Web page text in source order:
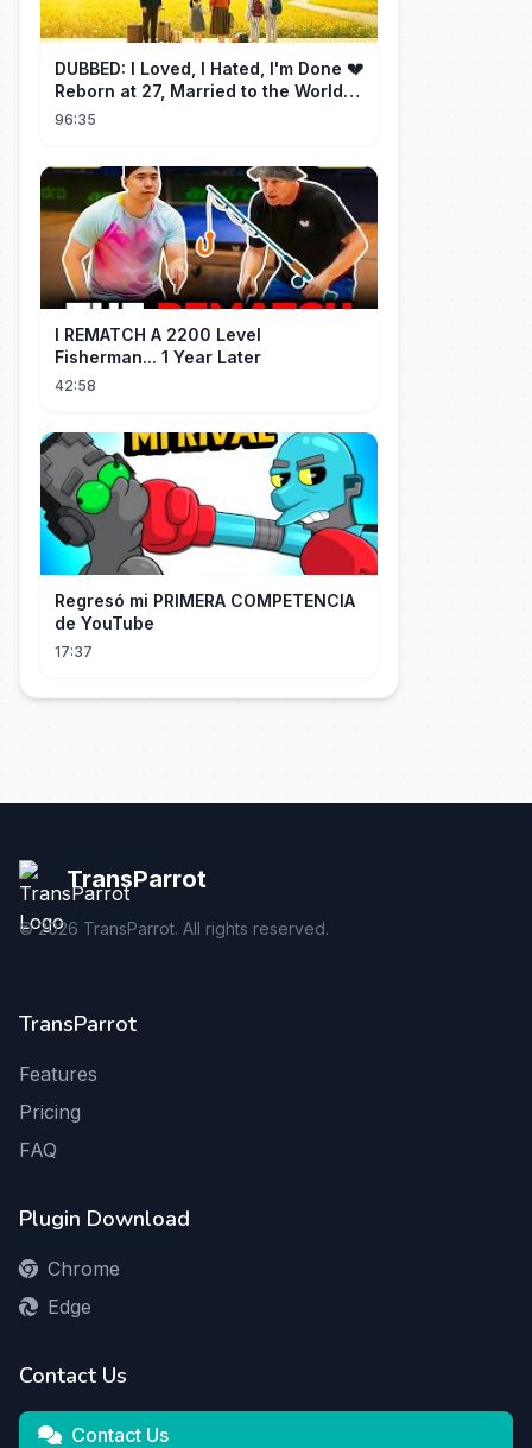
DUBBED: I Loved, I Hated, I'm Done 💔
Reborn at 27, Married to the World's
Richest Man【霁月别去再无归】
96:35
I REMATCH A 2200 Level
Fisherman... 1 Year Later
42:58
Regresó mi PRIMERA COMPETENCIA
de YouTube
17:37
TransParrot
©2026 TransParrot. All rights reserved.
TransParrot
Features
Pricing
FAQ
Plugin Download
Chrome
Edge
Contact Us
Contact Us